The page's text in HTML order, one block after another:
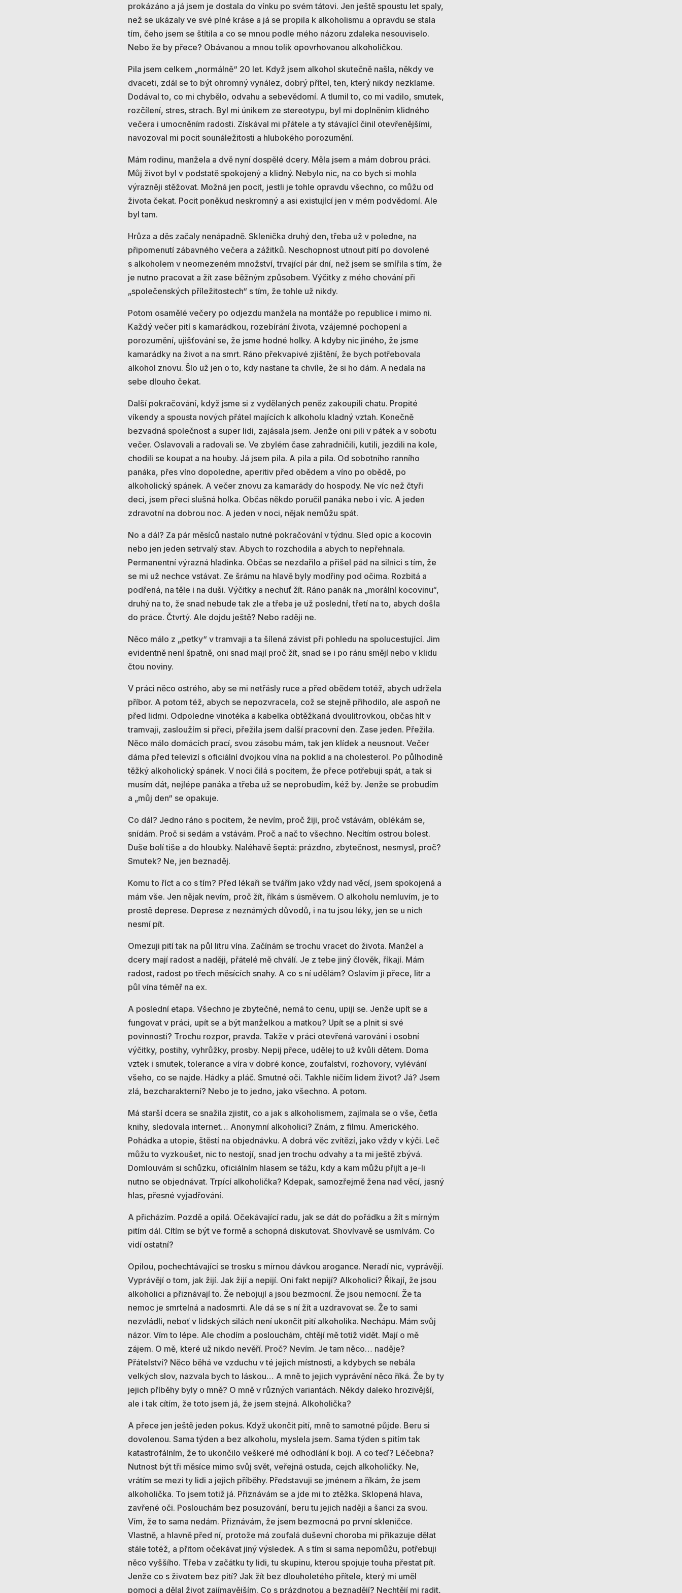
prokázáno a já jsem je dostala do vínku po svém tátovi. Jen ještě spoustu let spaly,
než se ukázaly ve své plné kráse a já se propila k alkoholismu a opravdu se stala
tím, čeho jsem se štítila a co se mnou podle mého názoru zdaleka nesouviselo.
Nebo že by přece? Obávanou a mnou tolik opovrhovanou alkoholičkou.
Pila jsem celkem „normálně“ 20 let. Když jsem alkohol skutečně našla, někdy ve
dvaceti, zdál se to být ohromný vynález, dobrý přítel, ten, který nikdy nezklame.
Dodával to, co mi chybělo, odvahu a sebevědomí. A tlumil to, co mi vadilo, smutek,
rozčílení, stres, strach. Byl mi únikem ze stereotypu, byl mi doplněním klidného
večera i umocněním radosti. Získával mi přátele a ty stávající činil otevřenějšími,
navozoval mi pocit sounáležitosti a hlubokého porozumění.
Mám rodinu, manžela a dvě nyní dospělé dcery. Měla jsem a mám dobrou práci.
Můj život byl v podstatě spokojený a klidný. Nebylo nic, na co bych si mohla
výrazněji stěžovat. Možná jen pocit, jestli je tohle opravdu všechno, co můžu od
života čekat. Pocit poněkud neskromný a asi existující jen v mém podvědomí. Ale
byl tam.
Hrůza a děs začaly nenápadně. Sklenička druhý den, třeba už v poledne, na
připomenutí zábavného večera a zážitků. Neschopnost utnout pití po dovolené
s alkoholem v neomezeném množství, trvající pár dní, než jsem se smířila s tím, že
je nutno pracovat a žít zase běžným způsobem. Výčitky z mého chování při
„společenských příležitostech“ s tím, že tohle už nikdy.
Potom osamělé večery po odjezdu manžela na montáže po republice i mimo ni.
Každý večer pití s kamarádkou, rozebírání života, vzájemné pochopení a
porozumění, ujišťování se, že jsme hodné holky. A kdyby nic jiného, že jsme
kamarádky na život a na smrt. Ráno překvapivé zjištění, že bych potřebovala
alkohol znovu. Šlo už jen o to, kdy nastane ta chvíle, že si ho dám. A nedala na
sebe dlouho čekat.
Další pokračování, když jsme si z vydělaných peněz zakoupili chatu. Propité
víkendy a spousta nových přátel majících k alkoholu kladný vztah. Konečně
bezvadná společnost a super lidi, zajásala jsem. Jenže oni pili v pátek a v sobotu
večer. Oslavovali a radovali se. Ve zbylém čase zahradničili, kutili, jezdili na kole,
chodili se koupat a na houby. Já jsem pila. A pila a pila. Od sobotního ranního
panáka, přes víno dopoledne, aperitiv před obědem a víno po obědě, po
alkoholický spánek. A večer znovu za kamarády do hospody. Ne víc než čtyři
deci, jsem přeci slušná holka. Občas někdo poručil panáka nebo i víc. A jeden
zdravotní na dobrou noc. A jeden v noci, nějak nemůžu spát.
No a dál? Za pár měsíců nastalo nutné pokračování v týdnu. Sled opic a kocovin
nebo jen jeden setrvalý stav. Abych to rozchodila a abych to nepřehnala.
Permanentní výrazná hladinka. Občas se nezdařilo a přišel pád na silnici s tím, že
se mi už nechce vstávat. Ze šrámu na hlavě byly modřiny pod očima. Rozbitá a
podřená, na těle i na duši. Výčitky a nechuť žít. Ráno panák na „morální kocovinu“,
druhý na to, že snad nebude tak zle a třeba je už poslední, třetí na to, abych došla
do práce. Čtvrtý. Ale dojdu ještě? Nebo raději ne.
Něco málo z „petky“ v tramvaji a ta šílená závist při pohledu na spolucestující. Jim
evidentně není špatně, oni snad mají proč žít, snad se i po ránu smějí nebo v klidu
čtou noviny.
V práci něco ostrého, aby se mi netřásly ruce a před obědem totéž, abych udržela
příbor. A potom též, abych se nepozvracela, což se stejně přihodilo, ale aspoň ne
před lidmi. Odpoledne vinotéka a kabelka obtěžkaná dvoulitrovkou, občas hlt v
tramvaji, zasloužím si přeci, přežila jsem další pracovní den. Zase jeden. Přežila.
Něco málo domácích prací, svou zásobu mám, tak jen klídek a neusnout. Večer
dáma před televizí s oficiální dvojkou vína na poklid a na cholesterol. Po půlhodině
těžký alkoholický spánek. V noci čilá s pocitem, že přece potřebuji spát, a tak si
musím dát, nejlépe panáka a třeba už se neprobudím, kéž by. Jenže se probudím
a „můj den“ se opakuje.
Co dál? Jedno ráno s pocitem, že nevím, proč žiji, proč vstávám, oblékám se,
snídám. Proč si sedám a vstávám. Proč a nač to všechno. Necítím ostrou bolest.
Duše bolí tiše a do hloubky. Naléhavě šeptá: prázdno, zbytečnost, nesmysl, proč?
Smutek? Ne, jen beznaděj.
Komu to říct a co s tím? Před lékaři se tvářím jako vždy nad věcí, jsem spokojená a
mám vše. Jen nějak nevím, proč žít, říkám s úsměvem. O alkoholu nemluvím, je to
prostě deprese. Deprese z neznámých důvodů, i na tu jsou léky, jen se u nich
nesmí pít.
Omezuji pití tak na půl litru vína. Začínám se trochu vracet do života. Manžel a
dcery mají radost a naději, přátelé mě chválí. Je z tebe jiný člověk, říkají. Mám
radost, radost po třech měsících snahy. A co s ní udělám? Oslavím ji přece, litr a
půl vína téměř na ex.
A poslední etapa. Všechno je zbytečné, nemá to cenu, upiji se. Jenže upít se a
fungovat v práci, upít se a být manželkou a matkou? Upít se a plnit si své
povinnosti? Trochu rozpor, pravda. Takže v práci otevřená varování i osobní
výčitky, postihy, vyhrůžky, prosby. Nepij přece, udělej to už kvůli dětem. Doma
vztek i smutek, tolerance a víra v dobré konce, zoufalství, rozhovory, vylévání
všeho, co se najde. Hádky a pláč. Smutné oči. Takhle ničím lidem život? Já? Jsem
zlá, bezcharakterní? Nebo je to jedno, jako všechno. A potom.
Má starší dcera se snažila zjistit, co a jak s alkoholismem, zajímala se o vše, četla
knihy, sledovala internet… Anonymní alkoholici? Znám, z filmu. Amerického.
Pohádka a utopie, štěstí na objednávku. A dobrá věc zvítězí, jako vždy v kýči. Leč
můžu to vyzkoušet, nic to nestojí, snad jen trochu odvahy a ta mi ještě zbývá.
Domlouvám si schůzku, oficiálním hlasem se tážu, kdy a kam můžu přijít a je-li
nutno se objednávat. Trpící alkoholička? Kdepak, samozřejmě žena nad věcí, jasný
hlas, přesné vyjadřování.
A přicházím. Pozdě a opilá. Očekávající radu, jak se dát do pořádku a žít s mírným
pitím dál. Cítím se být ve formě a schopná diskutovat. Shovívavě se usmívám. Co
vidí ostatní?
Opilou, pochechtávající se trosku s mírnou dávkou arogance. Neradí nic, vyprávějí.
Vyprávějí o tom, jak žijí. Jak žijí a nepijí. Oni fakt nepijí? Alkoholici? Říkají, že jsou
alkoholici a přiznávají to. Že nebojují a jsou bezmocní. Že jsou nemocní. Že ta
nemoc je smrtelná a nadosmrti. Ale dá se s ní žít a uzdravovat se. Že to sami
nezvládli, neboť v lidských silách není ukončit pití alkoholika. Nechápu. Mám svůj
názor. Vím to lépe. Ale chodím a poslouchám, chtějí mě totiž vidět. Mají o mě
zájem. O mě, které už nikdo nevěří. Proč? Nevím. Je tam něco… naděje?
Přátelství? Něco běhá ve vzduchu v té jejich místnosti, a kdybych se nebála
velkých slov, nazvala bych to láskou… A mně to jejich vyprávění něco říká. Že by ty
jejich příběhy byly o mně? O mně v různých variantách. Někdy daleko hrozivější,
ale i tak cítím, že toto jsem já, že jsem stejná. Alkoholička?
A přece jen ještě jeden pokus. Když ukončit pití, mně to samotné půjde. Beru si
dovolenou. Sama týden a bez alkoholu, myslela jsem. Sama týden s pitím tak
katastrofálním, že to ukončilo veškeré mé odhodlání k boji. A co teď? Léčebna?
Nutnost být tři měsíce mimo svůj svět, veřejná ostuda, cejch alkoholičky. Ne,
vrátím se mezi ty lidi a jejich příběhy. Představuji se jménem a říkám, že jsem
alkoholička. To jsem totiž já. Přiznávám se a jde mi to ztěžka. Sklopená hlava,
zavřené oči. Poslouchám bez posuzování, beru tu jejich naději a šanci za svou.
Vím, že to sama nedám. Přiznávám, že jsem bezmocná po první skleničce.
Vlastně, a hlavně před ní, protože má zoufalá duševní choroba mi přikazuje dělat
stále totéž, a přitom očekávat jiný výsledek. A s tím si sama nepomůžu, potřebuji
něco vyššího. Třeba v začátku ty lidi, tu skupinu, kterou spojuje touha přestat pít.
Jenže co s životem bez pití? Jak žít bez dlouholetého přítele, který mi uměl
pomoci a dělal život zajímavějším. Co s prázdnotou a beznadějí? Nechtějí mi radit,